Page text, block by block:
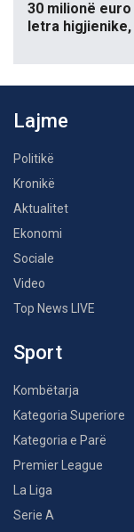
30 milionë
letra
Lajme
Politikë
Kronikë
Aktualitet
Ekonomi
Sociale
Video
Top News LIVE
Sport
Kombëtarja
Kategoria Superiore
Kategoria e Parë
Premier League
La Liga
Serie A